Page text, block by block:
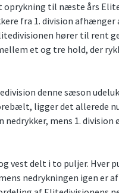
oprykning til næste års
fra 1. division afhænger
hører til rent
et og tre hold, der
denne sæson
ligger det allerede
nedrykker, mens 1. division
vest delt i to puljer. Hver
nedrykningen igen er